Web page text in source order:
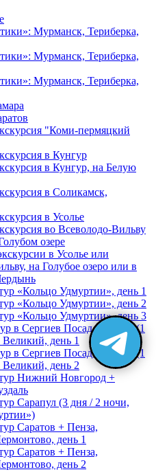
Мурманск, Териберка,
Мурманск, Териберка,
Мурманск, Териберка,
"Коми-пермяцкий
в Кунгур
в Кунгур, на Белую
в Соликамск,
в Усолье
во Всеволодо-Вильву
озере
в Усолье или
на Голубое озеро или в
«Кольцо Удмуртии», день 1
«Кольцо Удмуртии», день 2
«Кольцо Удмуртии», день 3
в Сергиев Посад, Москву (1
Великий, день 1
в Сергиев Посад, Москву (1
Великий, день 2
Нижний Новгород +
Сарапул (3 дня / 2 ночи,
Саратов + Пенза,
день 1
Саратов + Пенза,
день 2